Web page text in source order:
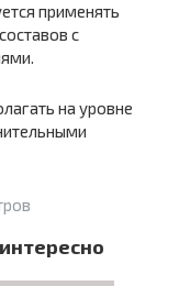
применять
с
на уровне